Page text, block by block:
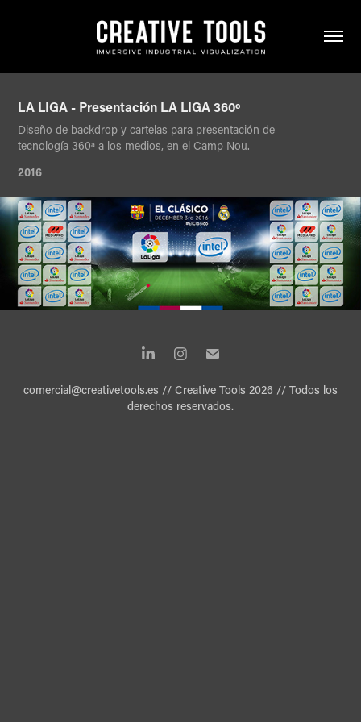
LA LIGA - Presentación LA LIGA 360º
Diseño de backdrop y cartelas para presentación de
tecnología 360ª a los medios, en el Camp Nou.
2016
comercial@creativetools.es // Creative Tools 2026 // Todos los
derechos reservados.